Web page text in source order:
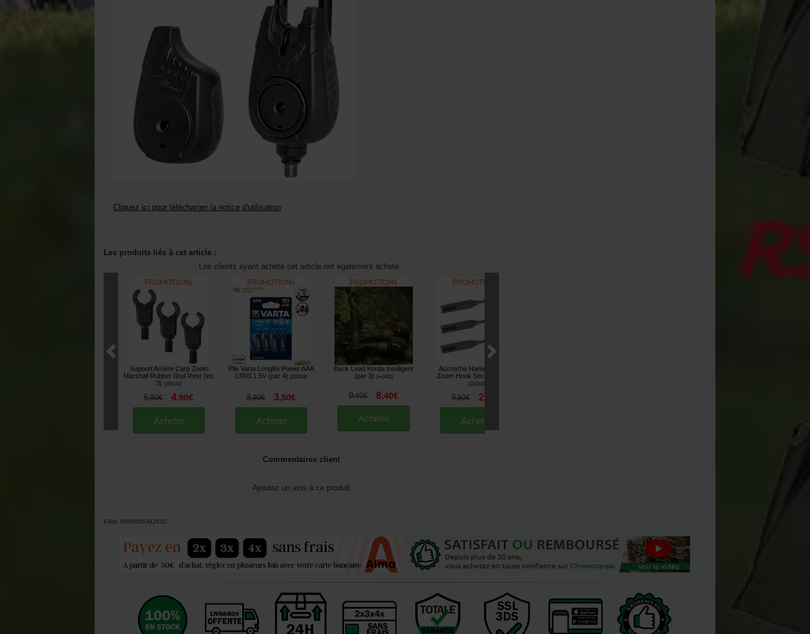
Cliquez ici pour télécharger la notice d'utilisation
Les produits liés à cet article :
Les clients ayant acheté cet article ont également acheté :
Support Arrière Carp Zoom
Marshall Rubber Rod Rest (les
3)
205131]
5,90€ 4,90€
Acheter
Pile Varta Longlife Power AAA
LR03 1.5V (par 4)
[222018]
3,90€ 3,50€
Acheter
Back Lead Korda Intelligent
(par 3)
m3431]
9,40€ 8,40€
Acheter
Accroche Hameçon Carp
Zoom Hook Secure (par 3)
233315]
3,90€ 2
Acheter
Commentaires client
Ajoutez un avis à ce produit
EAN: 5999095342650